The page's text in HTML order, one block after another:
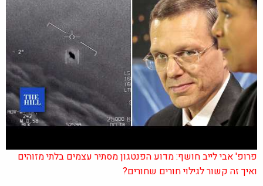
פרופ' אבי לייב חושף: מדוע הפנטגון מסתיר עצמים בלתי מזוהים
ואיך זה קשור לגילוי חורים שחורים?